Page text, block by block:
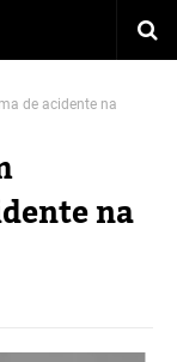
de acidente na
na